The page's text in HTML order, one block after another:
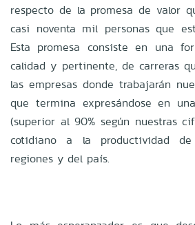
respecto de la promesa de valor
casi noventa mil personas que
Esta promesa consiste en una
calidad y pertinente, de carreras
las empresas donde trabajarán
que termina expresándose en
(superior al 90% según nuestras
cotidiano a la productividad
regiones y del país.